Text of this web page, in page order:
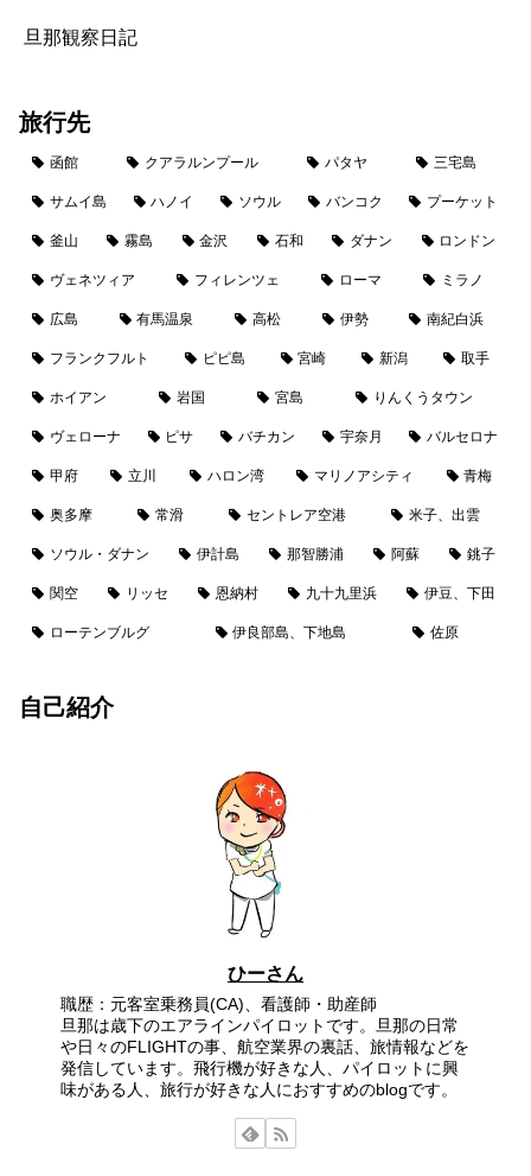
旦那観察日記
旅行先
函館 クアラルンプール パタヤ 三宅島
サムイ島 ハノイ ソウル バンコク プーケット
釜山 霧島 金沢 石和 ダナン ロンドン
ヴェネツィア フィレンツェ ローマ ミラノ
広島 有馬温泉 高松 伊勢 南紀白浜
フランクフルト ピピ島 宮崎 新潟 取手
ホイアン 岩国 宮島 りんくうタウン
ヴェローナ ピサ バチカン 宇奈月 バルセロナ
甲府 立川 ハロン湾 マリノアシティ 青梅
奥多摩 常滑 セントレア空港 米子、出雲
ソウル・ダナン 伊計島 那智勝浦 阿蘇 銚子
関空 リッセ 恩納村 九十九里浜 伊豆、下田
ローテンブルグ 伊良部島、下地島 佐原
自己紹介
ひーさん
職歴：元客室乗務員(CA)、看護師・助産師
旦那は歳下のエアラインパイロットです。旦那の日常
や日々のFLIGHTの事、航空業界の裏話、旅情報などを
発信しています。飛行機が好きな人、パイロットに興
味がある人、旅行が好きな人におすすめのblogです。